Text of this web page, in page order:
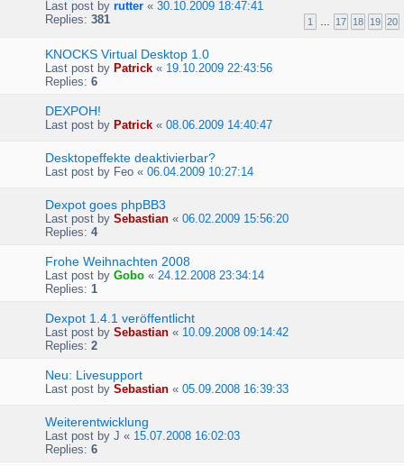
Last post by rutter « 30.10.2009 18:47:41
Replies: 381 1 17 18 19 20
KNOCKS Virtual Desktop 1.0
Last post by Patrick « 19.10.2009 22:43:56
Replies: 6
DEXPOH!
Last post by Patrick « 08.06.2009 14:40:47
Desktopeffekte deaktivierbar?
Last post by Feo « 06.04.2009 10:27:14
Dexpot goes phpBB3
Last post by Sebastian « 06.02.2009 15:56:20
Replies: 4
Frohe Weihnachten 2008
Last post by Gobo « 24.12.2008 23:34:14
Replies: 1
Dexpot 1.4.1 veröffentlicht
Last post by Sebastian « 10.09.2008 09:14:42
Replies: 2
Neu: Livesupport
Last post by Sebastian « 05.09.2008 16:39:33
Weiterentwicklung
Last post by J « 15.07.2008 16:02:03
Replies: 6